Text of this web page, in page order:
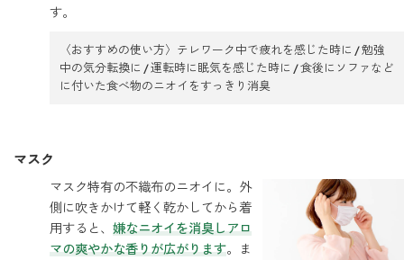
レモンティー
マスクフレッシュ
花粉対策
アンチ花粉
す。
〈おすすめの使い方〉テレワーク中で疲れを感じた時に / 勉強
中の気分転換に / 運転時に眠気を感じた時に / 食後にソファなど
に付いた食べ物のニオイをすっきり消臭
マスク
マスク特有の不織布のニオイに。外
側に吹きかけて軽く乾かしてから着
用すると、嫌なニオイを消臭しアロ
マの爽やかな香りが広がります。ま